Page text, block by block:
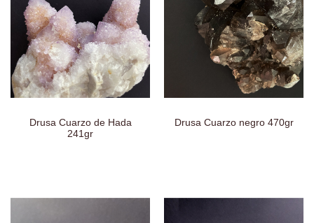
Drusa Cuarzo de Hada
241gr
Drusa Cuarzo negro 470gr